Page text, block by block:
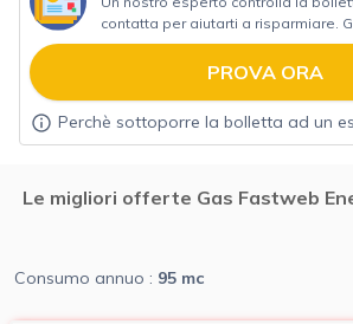
contatta per aiutarti a risparmiare.
PROVA ORA
Perchè sottoporre la bolletta ad un
Le migliori offerte Gas Fastweb
Consumo annuo : 95 mc